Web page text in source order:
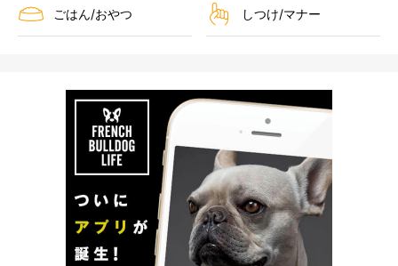
ごはん/おやつ しつけ/マナー